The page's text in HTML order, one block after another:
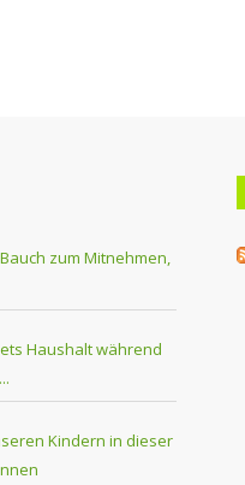
zum Mitnehmen,
Haushalt während
Kindern in dieser